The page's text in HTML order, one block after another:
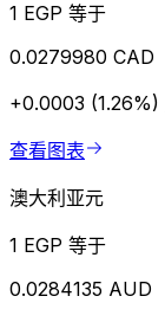
1 EGP 等于
0.0279980 CAD
+0.0003 (1.26%)
查看图表
澳大利亚元
1 EGP 等于
0.0284135 AUD